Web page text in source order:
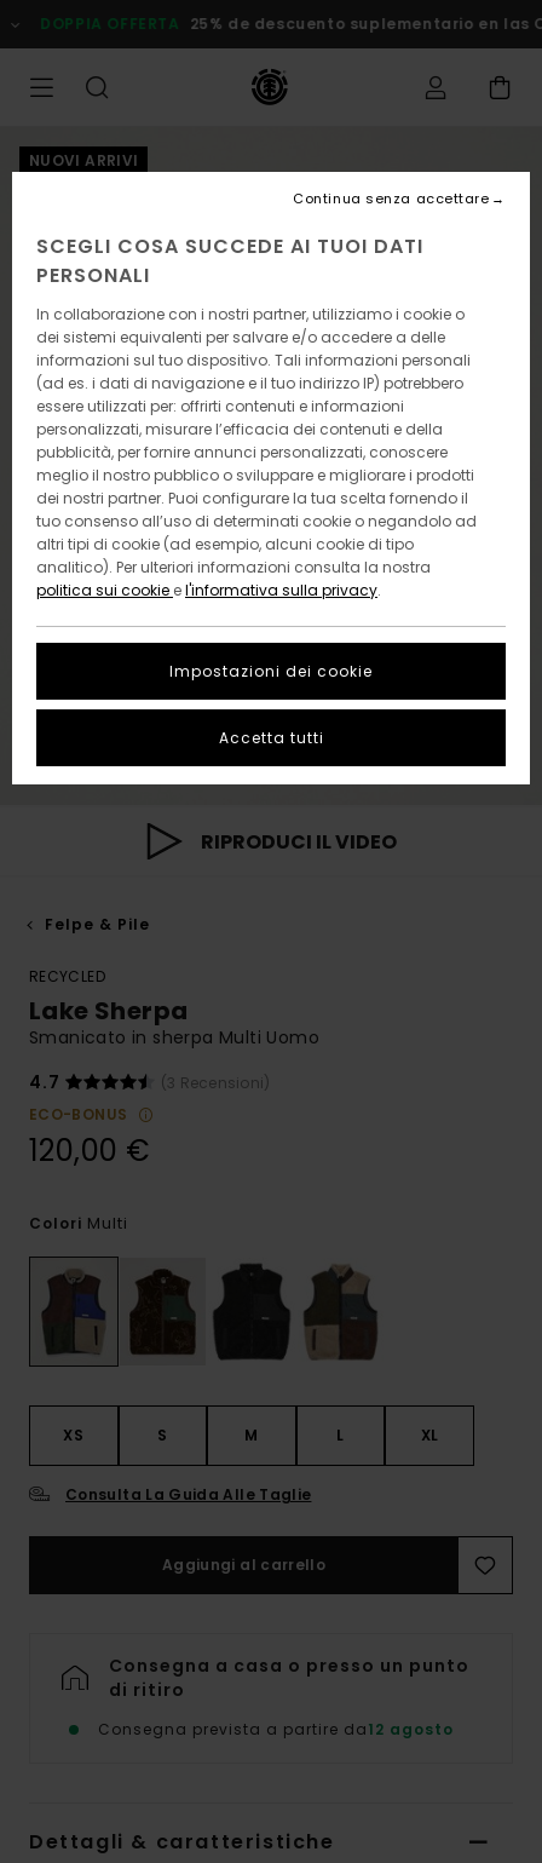
alle
informazioni
prodotto
OFFERTA 25% de descuento suplementario en las
NUOVI ARRIVI
RIPRODUCI IL VIDEO
Felpe & Pile
RECYCLED
Lake Sherpa
Smanicato in sherpa Multi Uomo
4.7
(3 Recensioni)
ECO-BONUS
120,00 €
Colori Multi
XS S M L XL
Consulta La Guida Alle Taglie
Aggiungi al carrello
Consegna a casa o presso un punto
di ritiro
Consegna prevista a partire da12 agosto
Dettagli & caratteristiche
SCEGLI COSA SUCCEDE AI TUOI DATI
PERSONALI
In collaborazione con i nostri partner, utilizziamo i cookie o
dei sistemi equivalenti per salvare e/o accedere a delle
informazioni sul tuo dispositivo. Tali informazioni personali
(ad es. i dati di navigazione e il tuo indirizzo IP) potrebbero
essere utilizzati per: offrirti contenuti e informazioni
personalizzati, misurare l’efficacia dei contenuti e della
pubblicità, per fornire annunci personalizzati, conoscere
meglio il nostro pubblico o sviluppare e migliorare i prodotti
dei nostri partner. Puoi configurare la tua scelta fornendo il
tuo consenso all’uso di determinati cookie o negandolo ad
altri tipi di cookie (ad esempio, alcuni cookie di tipo
analitico). Per ulteriori informazioni consulta la nostra
politica sui cookie el'informativa sulla privacy.
Impostazioni dei cookie
Continua senza accettare
Accetta tutti